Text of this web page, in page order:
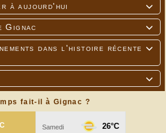

à aujourd'hui

Gignac

dans l'histoire récente

fait-il à Gignac ?